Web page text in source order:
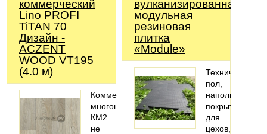
коммерческий
Lino PROFI
TiTAN 70
Дизайн -
ACZENT
WOOD VT195
(4.0 м)
Коммерческий,
многоцелевой,
КМ2
не
вулканизированная
модульная
резиновая
плитка
«Module»
Технический
пол,
напольное
покрытие
для
цехов,